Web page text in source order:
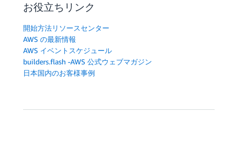
お役立ちリンク
開始方法リソースセンター
AWS の最新情報
AWS イベントスケジュール
builders.flash -AWS 公式ウェブマガジン
日本国内のお客様事例